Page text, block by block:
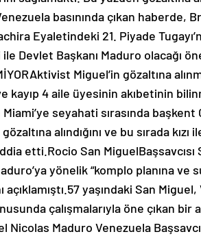
basınında çıkan haberde,
Eyaletindeki 21. Piyade
Devlet Başkanı Maduro olacağı
Miguel’in gözaltına
kayıp 4 aile üyesinin akıbetinin
Miami’ye seyahati sırasında
alındığını ve bu sırada
etti.Rocio San MiguelBaşsavcısı
yönelik “komplo planına ve
açıklamıştı.57 yaşındaki San
çalışmalarıyla öne çıkan
Nicolas Maduro Venezuela